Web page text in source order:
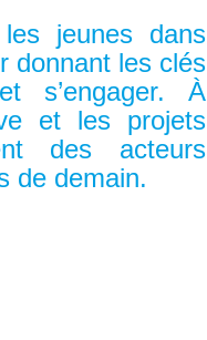
jeunes dans
donnant les clés
s’engager. À
et les projets
des acteurs
de demain.